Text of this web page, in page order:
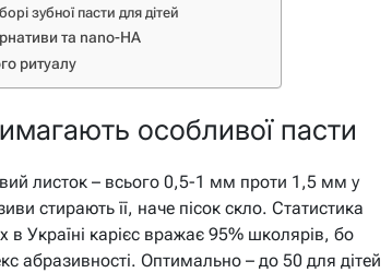
зубної пасти для дітей
та nano-HA
ритуалу
особливої пасти
листок – всього 0,5-1 мм проти 1,5 мм у
стирають її, наче пісок скло. Статистика
Україні карієс вражає 95% школярів, бо
абразивності. Оптимально – до 50 для дітей